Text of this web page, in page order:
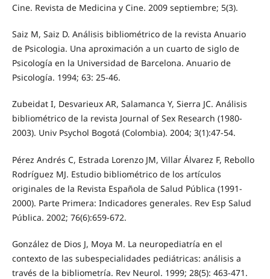
Cine. Revista de Medicina y Cine. 2009 septiembre; 5(3).
Saiz M, Saiz D. Análisis bibliométrico de la revista Anuario
de Psicologia. Una aproximación a un cuarto de siglo de
Psicología en la Universidad de Barcelona. Anuario de
Psicología. 1994; 63: 25-46.
Zubeidat I, Desvarieux AR, Salamanca Y, Sierra JC. Análisis
bibliométrico de la revista Journal of Sex Research (1980-
2003). Univ Psychol Bogotá (Colombia). 2004; 3(1):47-54.
Pérez Andrés C, Estrada Lorenzo JM, Villar Álvarez F, Rebollo
Rodríguez MJ. Estudio bibliométrico de los artículos
originales de la Revista Española de Salud Pública (1991-
2000). Parte Primera: Indicadores generales. Rev Esp Salud
Pública. 2002; 76(6):659-672.
González de Dios J, Moya M. La neuropediatría en el
contexto de las subespecialidades pediátricas: análisis a
través de la bibliometría. Rev Neurol. 1999; 28(5): 463-471.